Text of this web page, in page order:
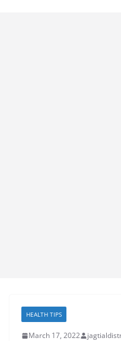
HEALTH TIPS
March 17, 2022